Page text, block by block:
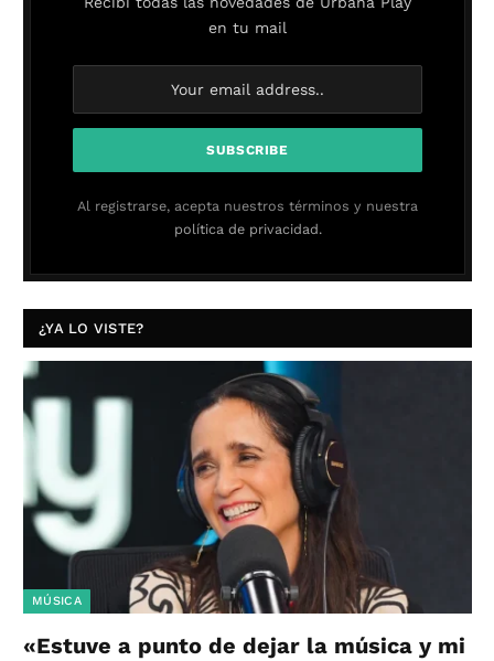
en tu mail
Al registrarse, acepta nuestros términos y nuestra
política de privacidad.
¿YA LO VISTE?
MÚSICA
«Estuve a punto de dejar la música y mi